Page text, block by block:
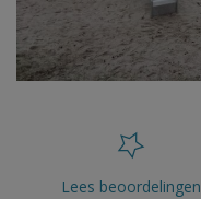
Lees beoordelingen